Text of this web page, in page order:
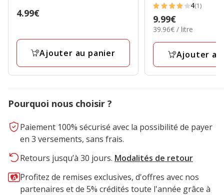
Prix
4.99€
Ajouter au panier
4
étoiles
avec
1
4(1)
Prix
9.99€
9.99€
39.96€
Litre
39.96€ / litre
Ajouter
Pourquoi nous choisir ?
Paiement 100% sécurisé avec la possibilité de payer
en 3 versements, sans frais.
Retours jusqu’à 30 jours. Modalités de retour
Profitez de remises exclusives, d'offres avec nos
partenaires et de 5% crédités toute l'année grâce à